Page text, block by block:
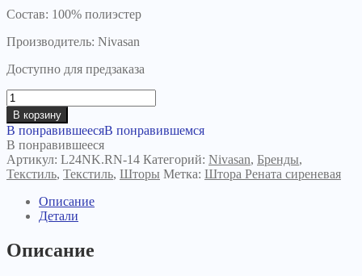
Состав: 100% полиэстер
Производитель: Nivasan
Доступно для предзаказа
Количество
товара
Штора
Рената
сиреневая
В корзину
В понравившеесяВ понравившемся
В понравившееся
Артикул: L24NK.RN-14 Категорий: Nivasan, Бренды,
Текстиль, Текстиль, Шторы Метка: Штора Рената сиреневая
Описание
Детали
Описание